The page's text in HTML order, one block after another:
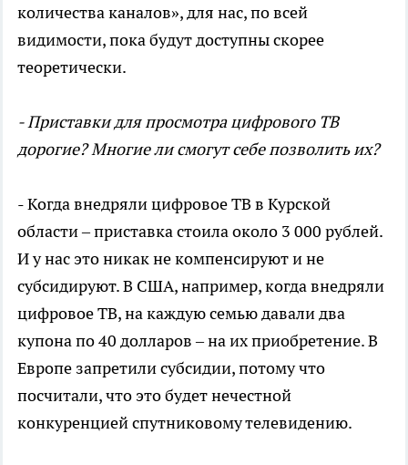
количества каналов», для нас, по всей
видимости, пока будут доступны скорее
теоретически.
- Приставки для просмотра цифрового ТВ
дорогие? Многие ли смогут себе позволить их?
- Когда внедряли цифровое ТВ в Курской
области – приставка стоила около 3 000 рублей.
И у нас это никак не компенсируют и не
субсидируют. В США, например, когда внедряли
цифровое ТВ, на каждую семью давали два
купона по 40 долларов – на их приобретение. В
Европе запретили субсидии, потому что
посчитали, что это будет нечестной
конкуренцией спутниковому телевидению.